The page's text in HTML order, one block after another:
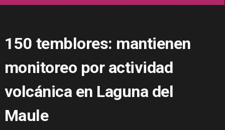
150 temblores: mantienen
monitoreo por actividad
volcánica en Laguna del
Maule